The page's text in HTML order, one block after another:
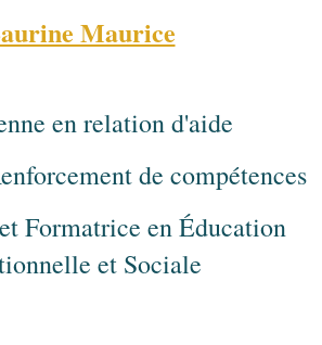
Maurice
en relation d'aide
de compétences
Formatrice en Éducation
et Sociale